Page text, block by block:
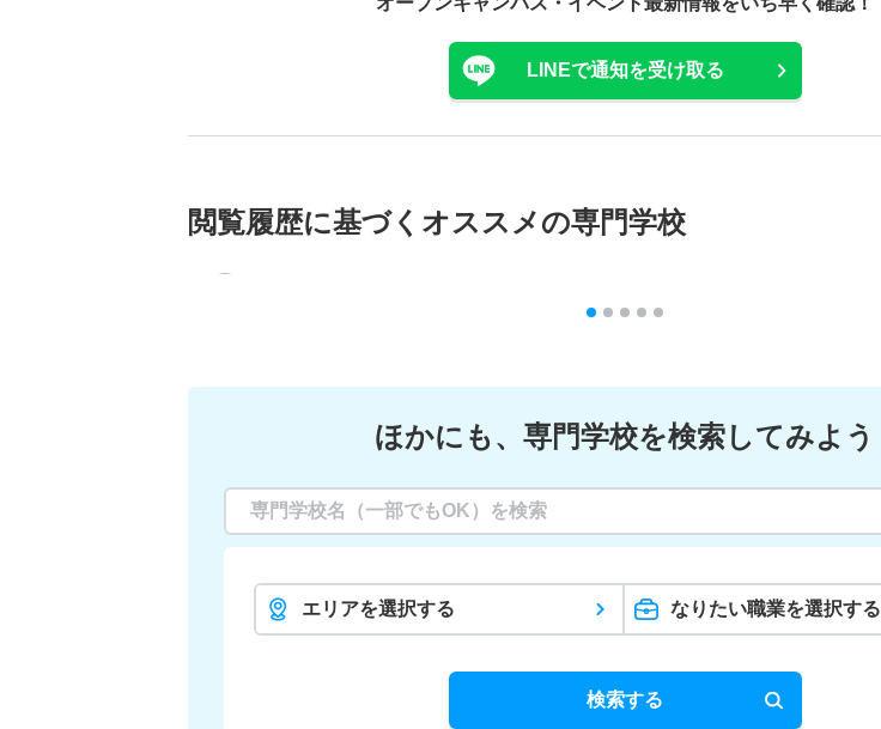
LINEで通知を受け取る
閲覧履歴に基づく オススメの専門学校
ほかにも、 専門学校を検索してみよう
エリアを選択する なりたい職業を選択する
検索する